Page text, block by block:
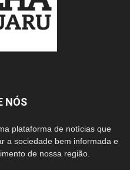
NÓS
plataforma de notícias que
a sociedade bem informada e
de nossa região.